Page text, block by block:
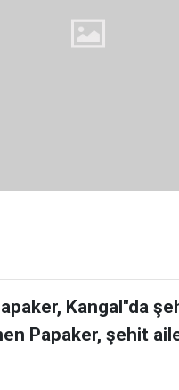
Kangal"da
Papaker, şehit